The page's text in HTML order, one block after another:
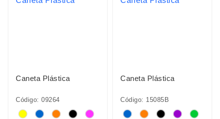
Caneta Plástica
Código: 09264
Caneta Plástica
Código: 15085B